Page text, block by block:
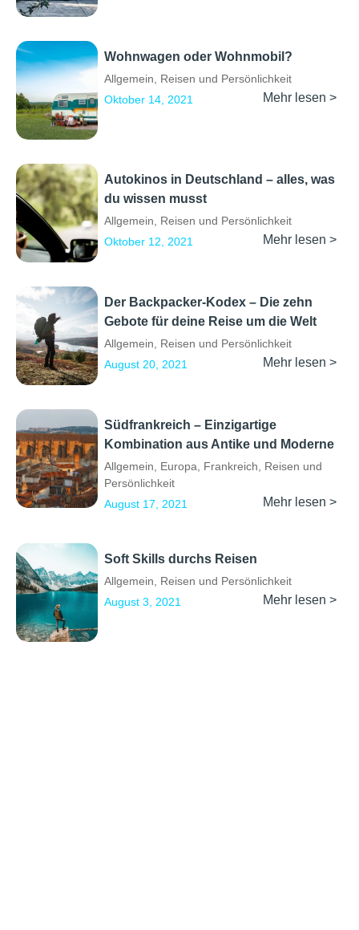
Wohnwagen oder Wohnmobil?
Allgemein, Reisen und Persönlichkeit
Oktober 14, 2021
Mehr lesen >
Autokinos in Deutschland – alles, was
du wissen musst
Allgemein, Reisen und Persönlichkeit
Oktober 12, 2021
Mehr lesen >
Der Backpacker-Kodex – Die zehn
Gebote für deine Reise um die Welt
Allgemein, Reisen und Persönlichkeit
August 20, 2021
Mehr lesen >
Südfrankreich – Einzigartige
Kombination aus Antike und Moderne
Allgemein, Europa, Frankreich, Reisen und
Persönlichkeit
August 17, 2021
Mehr lesen >
Soft Skills durchs Reisen
Allgemein, Reisen und Persönlichkeit
August 3, 2021
Mehr lesen >